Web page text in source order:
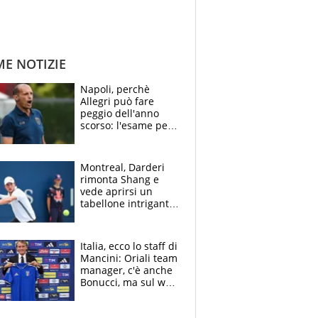
NOTIZIE
Napoli, perchè
Allegri può fare
peggio dell'anno
scorso: l'esame per
Monopoly
Montreal, Darderi
rimonta Shang e
vede aprirsi un
tabellone intrigante:
felice del mio livello"
Italia, ecco lo staff di
Mancini: Oriali team
manager, c'è anche
Bonucci, ma sul web